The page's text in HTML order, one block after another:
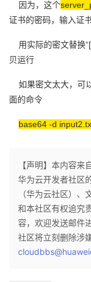
播
活
的
注
我
开
发
者
堂
我
的
我
的
Programs
我
的
支
我
的
技
我
的
因为，这个
证书的密码，输入证
用实际的密文替换
贝运行
如果密文太大，可
面的命令
base64 -d
【声明】本内容
华为云开发者社区
（华为云社区）
和本社区有权追究
容，欢迎发送邮件
社区将立刻删除涉